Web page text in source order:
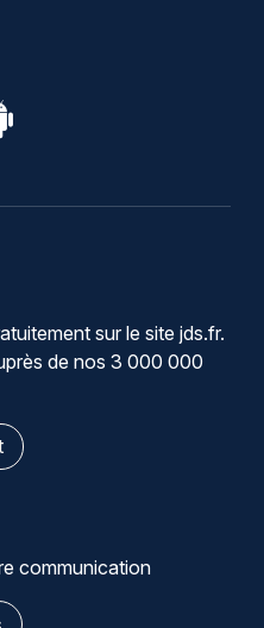
sur le site jds.fr.
de nos 3 000 000
communication